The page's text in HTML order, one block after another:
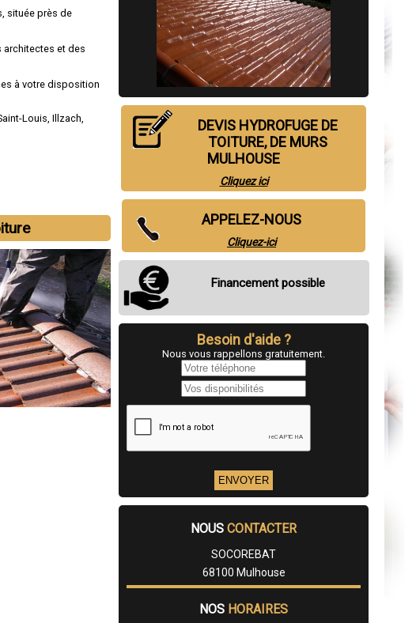
située près de
architectes et des
à votre disposition
Louis ,Illzach
DEVIS HYDROFUGE DE
TOITURE, DE MURS
MULHOUSE
Cliquez ici
APPELEZ-NOUS
Cliquez-ici
Financement possible
Besoin d'aide ?
Nous vous rappellons gratuitement.
NOUS CONTACTER
SOCOREBAT
68100 Mulhouse
NOS HORAIRES